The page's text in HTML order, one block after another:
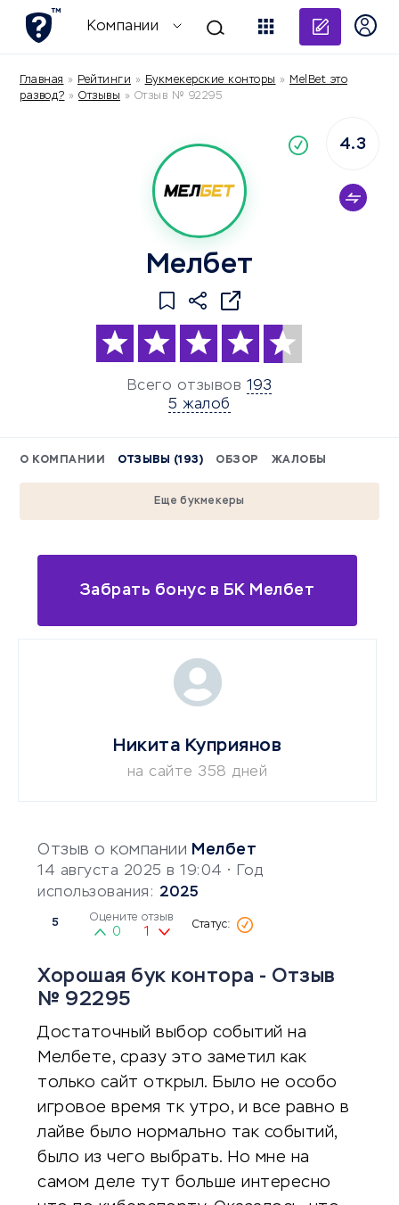
Компании
Главная » Рейтинги » Букмекерские конторы » MelBet это
развод? » Отзывы » Отзыв № 92295
Мелбет
Всего отзывов 193
5 жалоб
4.3
О КОМПАНИИ ОТЗЫВЫ (193) ОБЗОР ЖАЛОБЫ
Еще букмекеры
Забрать бонус в БК Мелбет
Отзыв о компании Мелбет
14 августа 2025 в 19:04 • Год
использования: 2025
5 Оцените отзыв
0 1
Хорошая бук контора - Отзыв
№ 92295
Достаточный выбор событий на
Мелбете, сразу это заметил как
только сайт открыл. Было не особо
игровое время тк утро, и все равно в
лайве было нормально так событий,
было из чего выбрать. Но мне на
самом деле тут больше интересно
Никита Куприянов
на сайте 358 дней